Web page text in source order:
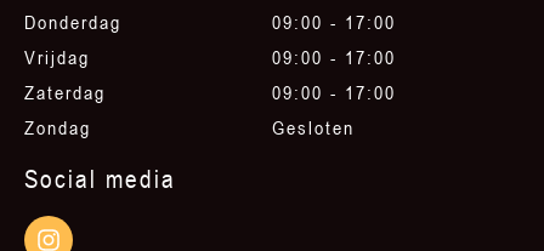
Donderdag
Vrijdag
Zaterdag
Zondag
09:00 - 17:00
09:00 - 17:00
09:00 - 17:00
Gesloten
Social media